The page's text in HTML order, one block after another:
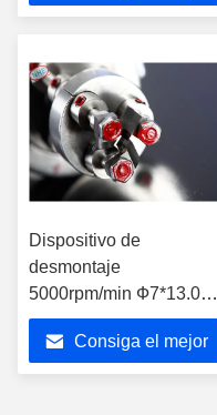
herramienta que prensa
Dispositivo de
desmontaje
5000rpm/min Ф7*13.0
del alambre del modelo
PPKSS 0.15-0.7M M
Consiga el mejor